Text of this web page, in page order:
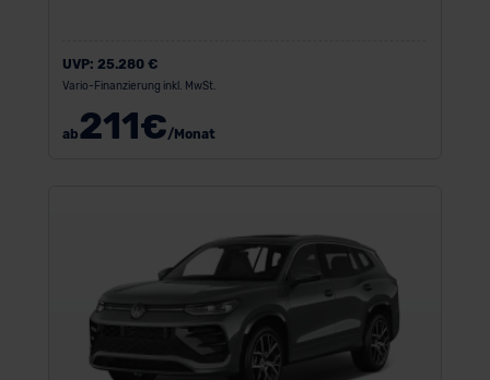
UVP: 25.280 €
Vario-Finanzierung inkl. MwSt.
ab211€/Monat